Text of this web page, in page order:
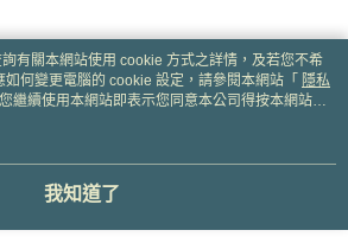
有關本網站使用 cookie 方式之詳情，及若您不希
何變更電腦的 cookie 設定，請參閱本網站「 隱私
繼續使用本網站即表示您同意本公司得按本網站使
。
我知道了